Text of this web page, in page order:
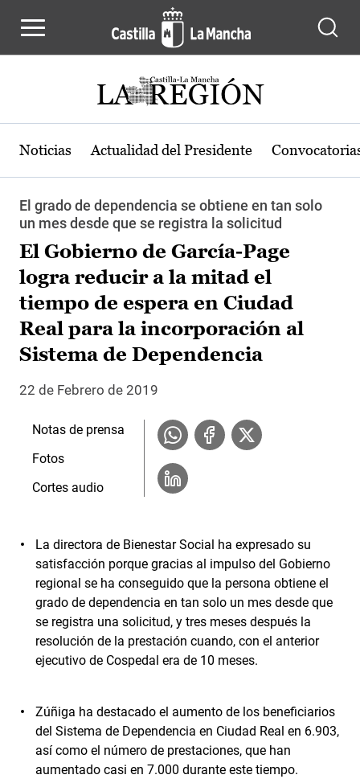
Noticias Actualidad del Presidente
El grado de dependencia se obtiene en tan solo
un mes desde que se registra la solicitud
El Gobierno de García-Page
logra reducir a la mitad el
tiempo de espera en Ciudad
Real para la incorporación al
Sistema de Dependencia
22 de Febrero de 2019
La directora de Bienestar Social ha expresado su
satisfacción porque gracias al impulso del Gobierno
regional se ha conseguido que la persona obtiene el
grado de dependencia en tan solo un mes desde que
se registra una solicitud, y tres meses después la
resolución de la prestación cuando, con el anterior
ejecutivo de Cospedal era de 10 meses.
Zúñiga ha destacado el aumento de los beneficiarios
del Sistema de Dependencia en Ciudad Real en 6.903,
así como el número de prestaciones, que han
aumentado casi en 7.000 durante este tiempo.
Notas de prensa
Fotos
Cortes audio